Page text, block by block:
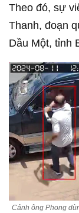
Theo đó, sự
Thanh, đoạn
Dầu Một, tỉnh
Cảnh ông Phong